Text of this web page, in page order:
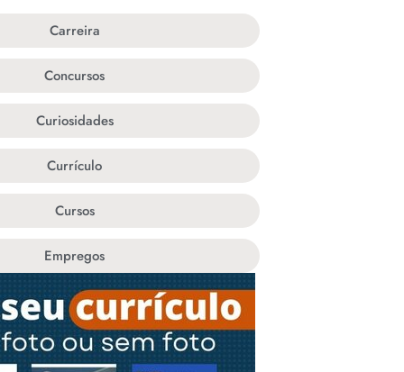
Carreira
Concursos
Curiosidades
Currículo
Cursos
Empregos